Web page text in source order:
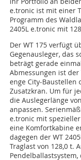
e.tronic ist mit einer
Programm des
2405L e.tronic mit
Der WT 175 verfügt
Gegenausleger, das
beträgt gerade
Abmessungen ist
enge City-Baustellen
Zusatzkran. Um für
die Auslegerlänge
anpassen.
e.tronic mit
eine Komfortkabine
dagegen der WT
Traglast von 128,0 t.